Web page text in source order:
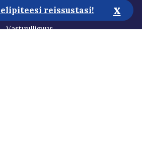
Media
Vastuullisuus
reissustasi! x